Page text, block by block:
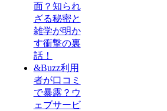
面？知られ
ざる秘密と
雑学が明か
す衝撃の裏
話！
&Buzz利用
者が口コミ
で暴露？ウ
ェブサービ